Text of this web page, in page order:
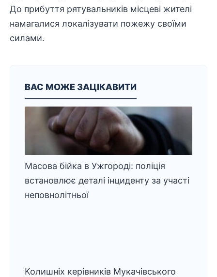
До прибуття рятувальників місцеві жителі
намагалися локалізувати пожежу своїми
силами.
ВАС МОЖЕ ЗАЦІКАВИТИ
Масова бійка в Ужгороді: поліція
встановлює деталі інциденту за участі
неповнолітньої
Колишніх керівників Мукачівського